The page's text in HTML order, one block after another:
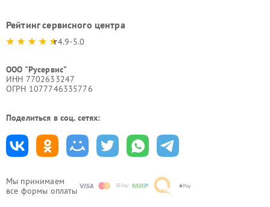
Мы принимаем
все формы оплаты
Рейтинг сервисного центра
4.9-5.0
ООО "Русервис"
ИНН 7702633247
ОГРН 1077746335776
Поделиться в соц. сетях: